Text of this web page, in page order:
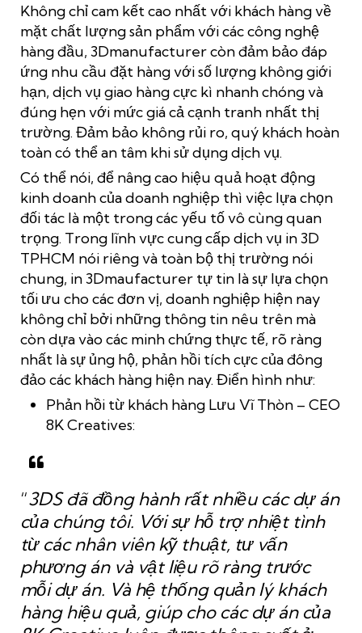
Không chỉ cam kết cao nhất với khách hàng về
mặt chất lượng sản phẩm với các công nghệ
hàng đầu, 3Dmanufacturer còn đảm bảo đáp
ứng nhu cầu đặt hàng với số lượng không giới
hạn, dịch vụ giao hàng cực kì nhanh chóng và
đúng hẹn với mức giá cả cạnh tranh nhất thị
trường. Đảm bảo không rủi ro, quý khách hoàn
toàn có thể an tâm khi sử dụng dịch vụ.
Có thể nói, để nâng cao hiệu quả hoạt động
kinh doanh của doanh nghiệp thì việc lựa chọn
đối tác là một trong các yếu tố vô cùng quan
trọng. Trong lĩnh vực cung cấp dịch vụ in 3D
TPHCM nói riêng và toàn bộ thị trường nói
chung, in 3Dmaufacturer tự tin là sự lựa chọn
tối ưu cho các đơn vị, doanh nghiệp hiện nay
không chỉ bởi những thông tin nêu trên mà
còn dựa vào các minh chứng thực tế, rõ ràng
nhất là sự ủng hộ, phản hồi tích cực của đông
đảo các khách hàng hiện nay. Điển hình như:
Phản hồi từ khách hàng Lưu Vĩ Thòn – CEO
8K Creatives:
“3DS đã đồng hành rất nhiều các dự án
của chúng tôi. Với sự hỗ trợ nhiệt tình
từ các nhân viên kỹ thuật, tư vấn
phương án và vật liệu rõ ràng trước
mỗi dự án. Và hệ thống quản lý khách
hàng hiệu quả, giúp cho các dự án của